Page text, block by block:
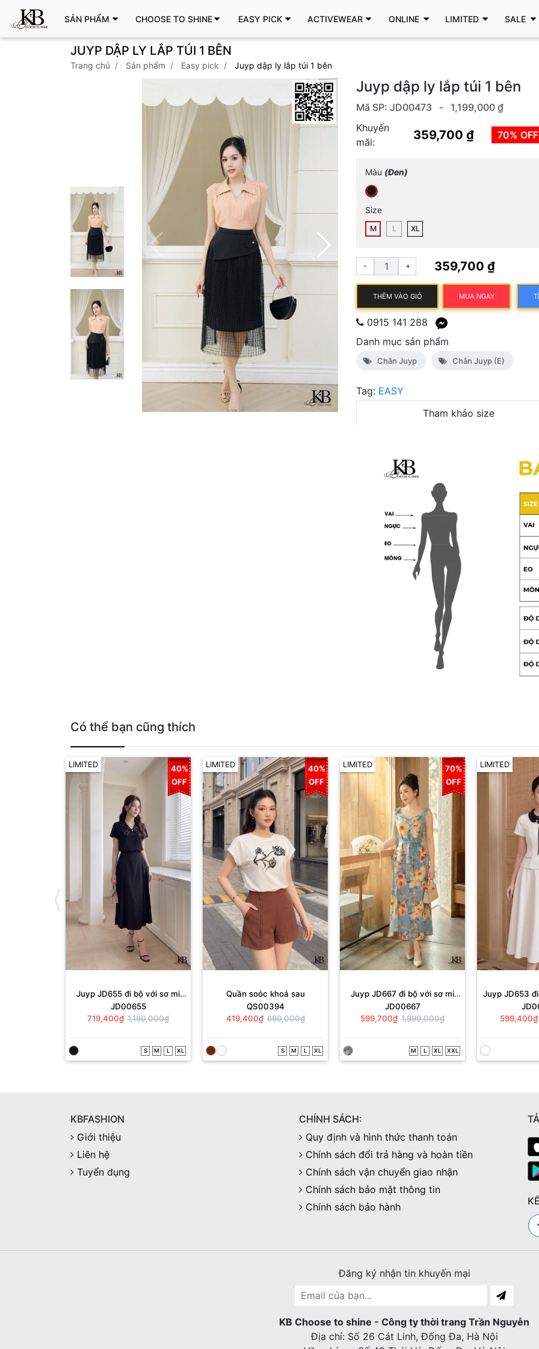
SẢN PHẨM CHOOSE TO SHINE EASY PICK ACTIVEWEAR ONLINE LIMITED SALE
JUYP DẬP LY LẮP TÚI 1 BÊN
trang chủ sản phẩm easy pick juyp dập ly lắp túi 1 bên
Juyp dập ly lắp túi 1 bên
Mã SP: JD00473 - 1,199,000 ₫
Khuyến
mãi:
359,700 ₫ 70% OFF
Màu (Đen)
Size
M L XL
- + 359,700 ₫
THÊM VÀO GIỎ MUA NGAY
0915 141 288
Danh mục sản phẩm
Chân Juyp Chân Juyp (E)
Tag: EASY
Tham khảo size
Có thể bạn cũng thích
LIMITED
40%
OFF
Juyp JD655 đi bộ với sơ mi
SC1167
JD00655
719,400₫ 1,199,000₫
S M L XL
LIMITED
40%
OFF
Quần soóc khoá sau
QS00394
419,400₫ 699,000₫
S M L XL
LIMITED
70%
OFF
Juyp JD667 đi bộ với sơ mi
SS459
JD00667
599,700₫ 1,999,000₫
M L XL XXL
LIMITED
Juyp JD653
599,400₫
Liên hệ
Tuyển dụng
Quy định và hình thức thanh toán
Chính sách đổi trả hàng và hoàn tiền
Chính sách vận chuyển giao nhận
Chính sách bảo mật thông tin
Đăng ký nhận tin khuyến mại
KB Choose to shine - Công ty thời trang Trần Nguyễn
Địa chỉ: Số 26 Cát Linh, Đống Đa, Hà Nội